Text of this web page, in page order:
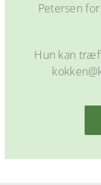
Petersen
Hun kan